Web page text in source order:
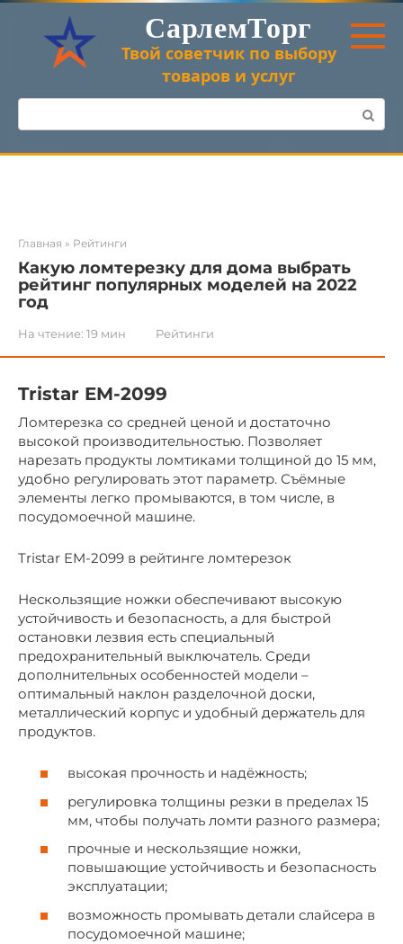
Перейти
контенту
СарлемТорг
Твой советчик по выбору
товаров и услуг
Поиск:
Главная » Рейтинги
Какую ломтерезку для дома выбрать
рейтинг популярных моделей на 2022
год
На чтение: 19 мин Рейтинги
Tristar EM-2099
Ломтерезка со средней ценой и достаточно
высокой производительностью. Позволяет
нарезать продукты ломтиками толщиной до 15 мм,
удобно регулировать этот параметр. Съёмные
элементы легко промываются, в том числе, в
посудомоечной машине.
Tristar EM-2099 в рейтинге ломтерезок
Нескользящие ножки обеспечивают высокую
устойчивость и безопасность, а для быстрой
остановки лезвия есть специальный
предохранительный выключатель. Среди
дополнительных особенностей модели –
оптимальный наклон разделочной доски,
металлический корпус и удобный держатель для
продуктов.
высокая прочность и надёжность;
регулировка толщины резки в пределах 15
мм, чтобы получать ломти разного размера;
прочные и нескользящие ножки,
повышающие устойчивость и безопасность
эксплуатации;
возможность промывать детали слайсера в
посудомоечной машине;